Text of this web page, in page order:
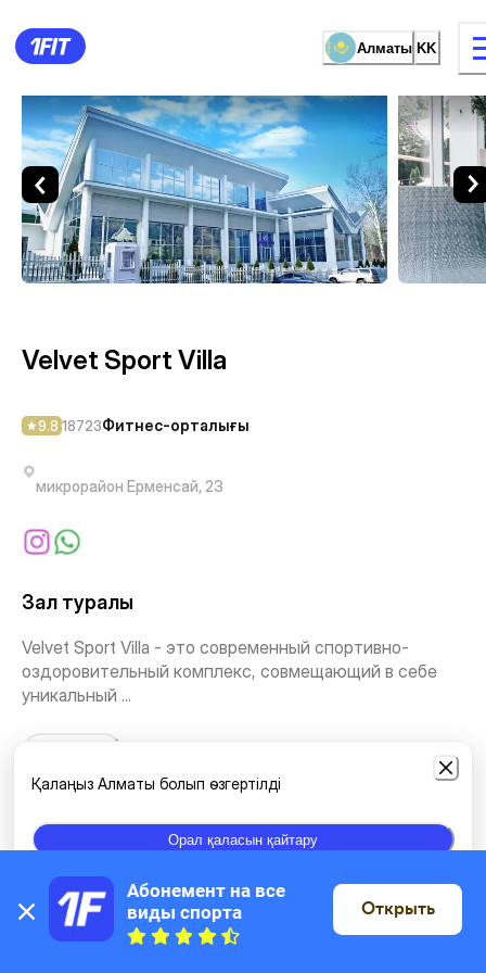
Алматы KK
жаттығу түрі Әйелдерге арналған
Velvet Sport Villa —
Velvet Sport Villa
9.8 18723Фитнес-орталығы
микрорайон Ерменсай, 23
Зал туралы
Velvet Sport Villa - это современный спортивно-
оздоровительный комплекс, совмещающий в себе
уникальный ...
Жаттығу залы
Картада
Қалаңыз Алматы болып өзгертілді
Орал қаласын қайтару
Абонемент на все
виды спорта
Открыть